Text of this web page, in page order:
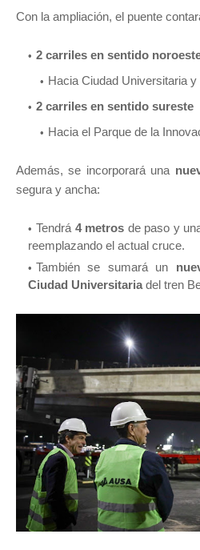
Con la ampliación, el puente
2 carriles en sentido
Hacia Ciudad Universitaria y
2 carriles en sentido sureste
Hacia el Parque de la
Además, se incorporará una
segura y ancha:
Tendrá 4 metros de paso y
reemplazando el actual cruce.
También se sumará un
Ciudad Universitaria del tren